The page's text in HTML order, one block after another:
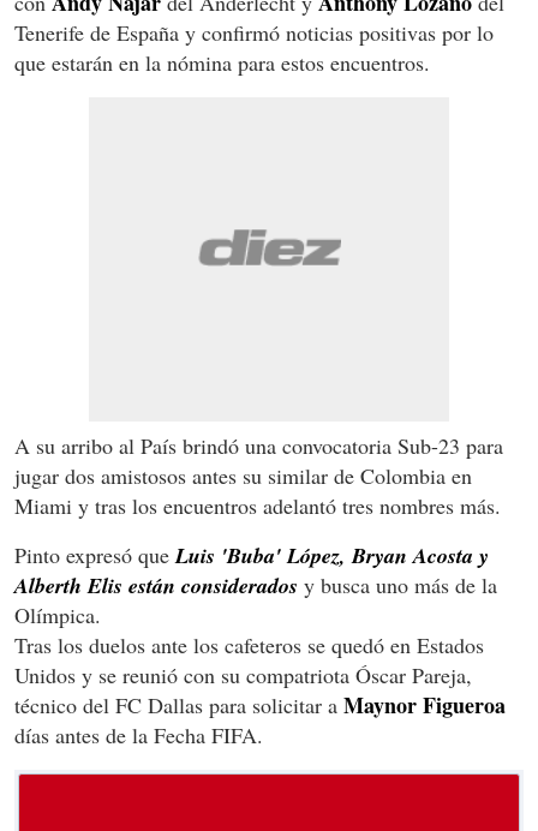
Tenerife de España y confirmó noticias positivas por lo
que estarán en la nómina para estos encuentros.
A su arribo al País brindó una convocatoria Sub-23 para
jugar dos amistosos antes su similar de Colombia en
Miami y tras los encuentros adelantó tres nombres más.
Pinto expresó que Luis 'Buba' López, Bryan Acosta y
Alberth Elis están considerados y busca uno más de la
Olímpica.
Tras los duelos ante los cafeteros se quedó en Estados
Unidos y se reunió con su compatriota Óscar Pareja,
técnico del FC Dallas para solicitar a Maynor Figueroa
días antes de la Fecha FIFA.